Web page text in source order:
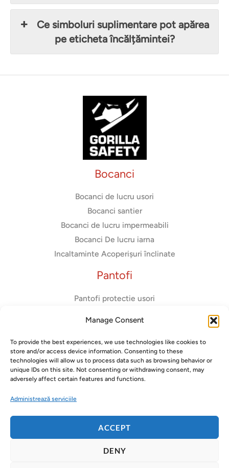
Manage Consent
To provide the best experiences, we use technologies like cookies to
store and/or access device information. Consenting to these
technologies will allow us to process data such as browsing behavior or
unique IDs on this site. Not consenting or withdrawing consent, may
adversely affect certain features and functions.
Administrează serviciile
ACCEPT
DENY
Ce simboluri suplimentare pot apărea
pe eticheta încălțămintei?
Bocanci
Bocanci de lucru usori
Bocanci santier
Bocanci de lucru impermeabili
Bocanci De lucru iarna
Incaltaminte Acoperișuri înclinate
Pantofi
Pantofi protectie usori
Pantofi usori dama
Pantofi diadora
Pantofi fara bombeu metalic
Copyright © 2026 Gorilla Safety